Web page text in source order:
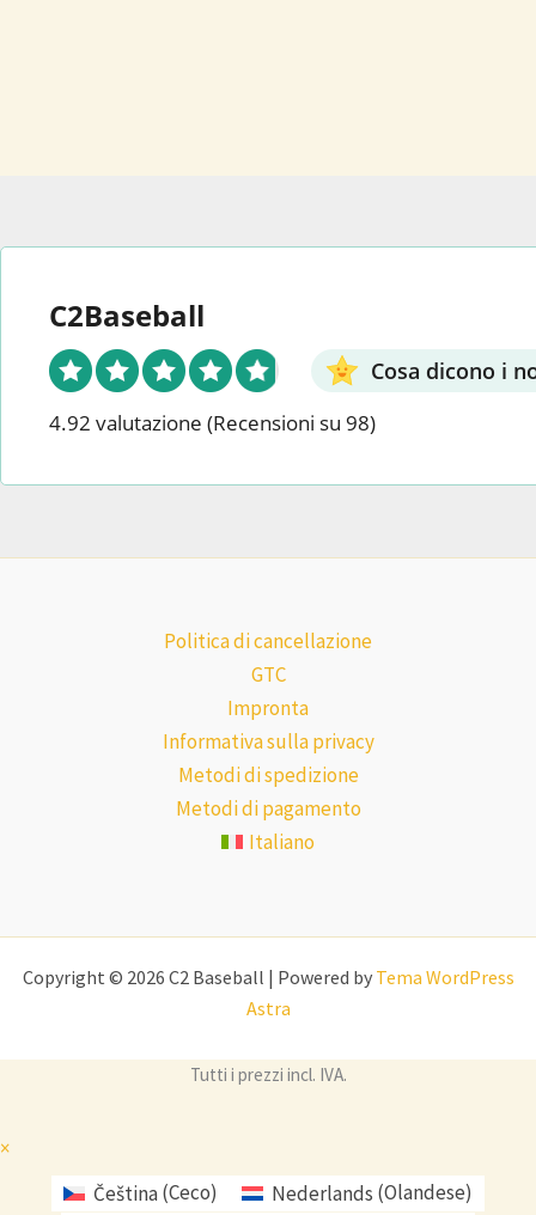
C2Baseball
Cosa dicono i
4.92 valutazione (Recensioni su 98)
Politica di cancellazione
GTC
Impronta
Informativa sulla privacy
Metodi di spedizione
Metodi di pagamento
Italiano
Copyright © 2026 C2 Baseball | Powered by Tema WordPress
Astra
Tutti i prezzi incl. IVA.
×
Čeština(Ceco) Nederlands (Olandese)